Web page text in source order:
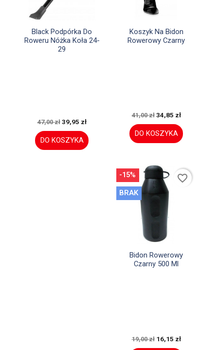
Szybki podgląd
Black Podpórka Do
Roweru Nóżka Koła 24-
29
47,00 zł 39,95 zł
DO KOSZYKA
Szybki podgląd
Koszyk Na Bidon
Rowerowy Czarny
41,00 zł 34,85 zł
DO KOSZYKA
Szybki podgląd
Bidon Rowerowy
Czarny 500 Ml
19,00 zł 16,15 zł
-15%
BRAK
favorite_border